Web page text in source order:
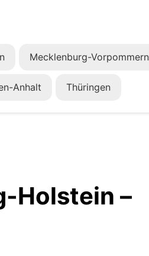
Mecklenburg-Vorpommern
Anhalt Thüringen
Holstein –